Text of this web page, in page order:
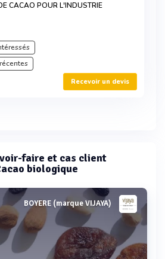
CACAO POUR L'INDUSTRIE
Recevoir un devis
faire et cas client
biologique
BOYERE (marque VIJAYA)